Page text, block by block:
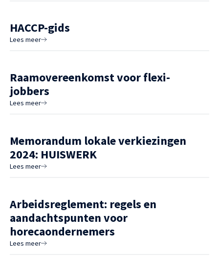
HACCP-gids
Lees meer
Raamovereenkomst voor flexi-
jobbers
Lees meer
Memorandum lokale verkiezingen
2024: HUISWERK
Lees meer
Arbeidsreglement: regels en
aandachtspunten voor
horecaondernemers
Lees meer